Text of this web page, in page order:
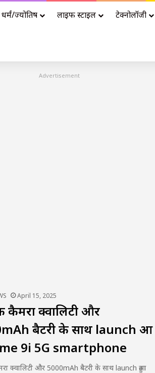
धर्मं/ज्योतिष लाइफ स्टाइल टेक्नोलॉजी
Advertisement
April 15, 2025
कैमरा क्वालिटी और
बैटरी के साथ launch हुआ
9i 5G smartphone
क्वालिटी और 5000mAh बैटरी के साथ launch हुआ